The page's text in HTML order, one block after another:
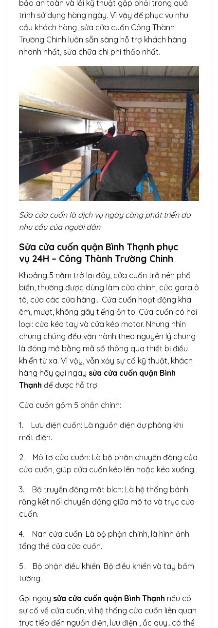
bảo an toàn và lỗi kỹ thuật gặp phải trong quá
trình sử dụng hàng ngày. Vì vậy để phục vụ nhu
cầu khách hàng, sửa cửa cuốn Công Thành
Trường Chinh luôn sẵn sàng hỗ trợ khách hàng
nhanh nhất, sửa chữa chi phí thấp nhất.
Sửa cửa cuốn là dịch vụ ngày càng phát triển do
nhu cầu của người dân
Sửa cửa cuốn quận Bình Thạnh phục
vụ 24H – Công Thành Trường Chinh
Khoảng 5 năm trở lại đây, cửa cuốn trở nên phổ
biến, thường được dùng làm cửa chính, cửa gara ô
tô, cửa các cửa hàng… Cửa cuốn hoạt động khá
êm, mượt, không gây tiếng ồn to. Cửa cuốn có hai
loại: cửa kéo tay và cửa kéo motor. Nhưng nhìn
chung chúng đều vận hành theo nguyên lý chung
là đóng mở bằng mã số thông qua thiết bị điều
khiển từ xa. Vì vậy, vẫn xảy sự cố kỹ thuật, khách
hàng hãy gọi ngay sửa cửa cuốn quận Bình
Thạnh để được hỗ trợ.
Cửa cuốn gồm 5 phần chính:
1. Lưu điện cuốn: Là nguồn điện dự phòng khi
mất điện.
2. Mô tơ cửa cuốn: Là bộ phận chuyển động của
cửa cuốn, giúp cửa cuốn kéo lên hoặc kéo xuống.
3. Bộ truyền động mặt bích: Là hệ thống bánh
răng kết nối chuyển động giữa mô tơ và trục cửa
cuốn.
4. Nan cửa cuốn: Là bộ phận chính, là hình ảnh
tổng thể của cửa cuốn.
5. Bộ phận điều khiển: Bộ điều khiển và tay bấm
tường.
Gọi ngay sửa cửa cuốn quận Bình Thạnh nếu có
sự cố về cửa cuốn, vì hệ thống cửa cuốn liên quan
trực tiếp đến nguồn điện, lưu điện , ắc quy…có thể